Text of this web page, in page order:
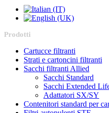
Prodotti
Cartucce filtranti
Strati e cartoncini filtranti
Sacchi filtranti Allied
Sacchi Standard
Sacchi Extended
Adattatori SX/SY
Contenitori standard per